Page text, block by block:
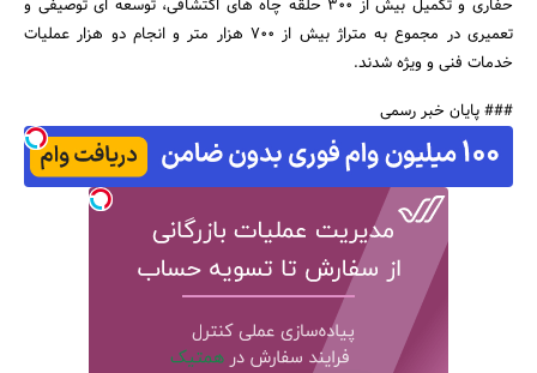
حفاری و تکمیل بیش از 300 حلقه چاه های اکتشافی، توسعه ای توصیفی و
تعمیری در مجموع به متراژ بیش از 700 هزار متر و انجام دو هزار عملیات
خدمات فنی و ویژه شدند.
### پایان خبر رسمی